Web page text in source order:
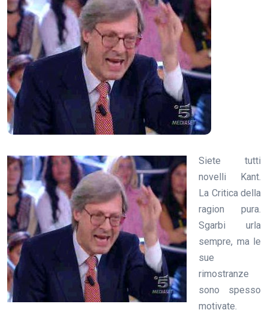
Siete tutti
novelli Kant.
La Critica della
ragion pura.
Sgarbi urla
sempre, ma le
sue
rimostranze
sono spesso
motivate.